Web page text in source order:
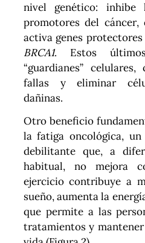
nivel genético: inhibe
promotores del cáncer,
activa genes
BRCA1. Estos
“guardianes”
fallas y eliminar
dañinas.
Otro beneficio
la fatiga oncológica,
debilitante que, a
habitual, no mejora
ejercicio contribuye a
sueño, aumenta la
que permite a las
tratamientos y